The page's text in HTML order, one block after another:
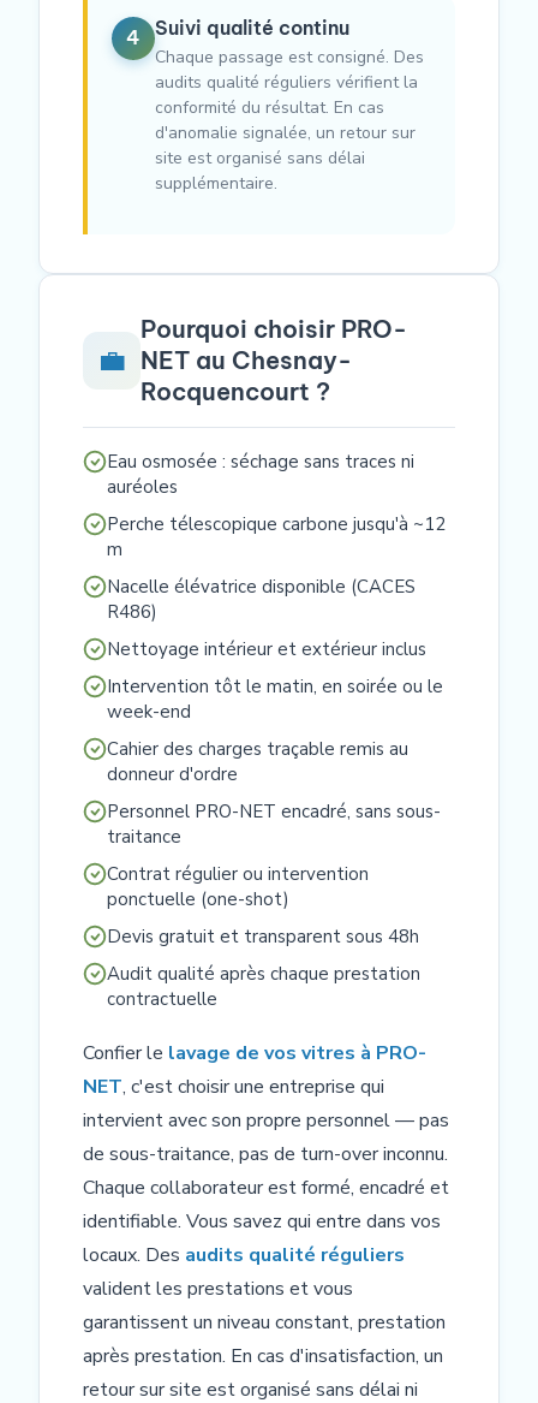
4 Suivi qualité continu
Chaque passage est consigné. Des
audits qualité réguliers vérifient la
conformité du résultat. En cas
d'anomalie signalée, un retour sur
site est organisé sans délai
supplémentaire.
💼
Pourquoi choisir PRO-
NET au Chesnay-
Rocquencourt ?
Eau osmosée : séchage sans traces ni
auréoles
Perche télescopique carbone jusqu'à ~12
m
Nacelle élévatrice disponible (CACES
R486)
Nettoyage intérieur et extérieur inclus
Intervention tôt le matin, en soirée ou le
week-end
Cahier des charges traçable remis au
donneur d'ordre
Personnel PRO-NET encadré, sans sous-
traitance
Contrat régulier ou intervention
ponctuelle (one-shot)
Devis gratuit et transparent sous 48h
Audit qualité après chaque prestation
contractuelle
Confier le lavage de vos vitres à PRO-
NET, c'est choisir une entreprise qui
intervient avec son propre personnel — pas
de sous-traitance, pas de turn-over inconnu.
Chaque collaborateur est formé, encadré et
identifiable. Vous savez qui entre dans vos
locaux. Des audits qualité réguliers
valident les prestations et vous
garantissent un niveau constant, prestation
après prestation. En cas d'insatisfaction, un
retour sur site est organisé sans délai ni